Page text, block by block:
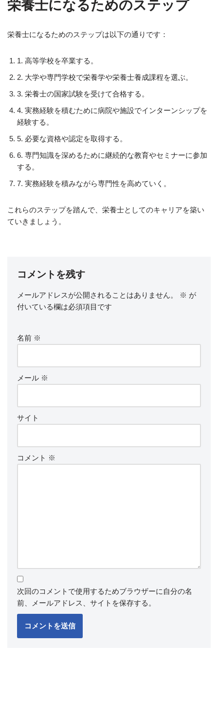
栄養士になるためのステップ
栄養士になるためのステップは以下の通りです：
1. 高等学校を卒業する。
2. 大学や専門学校で栄養学や栄養士養成課程を選ぶ。
3. 栄養士の国家試験を受けて合格する。
4. 実務経験を積むために病院や施設でインターンシップを
経験する。
5. 必要な資格や認定を取得する。
6. 専門知識を深めるために継続的な教育やセミナーに参加
する。
7. 実務経験を積みながら専門性を高めていく。
これらのステップを踏んで、栄養士としてのキャリアを築い
ていきましょう。
コメントを残す
メールアドレスが公開されることはありません。 ※ が
付いている欄は必須項目です
名前 ※
メール ※
サイト
コメント ※
次回のコメントで使用するためブラウザーに自分の名
前、メールアドレス、サイトを保存する。